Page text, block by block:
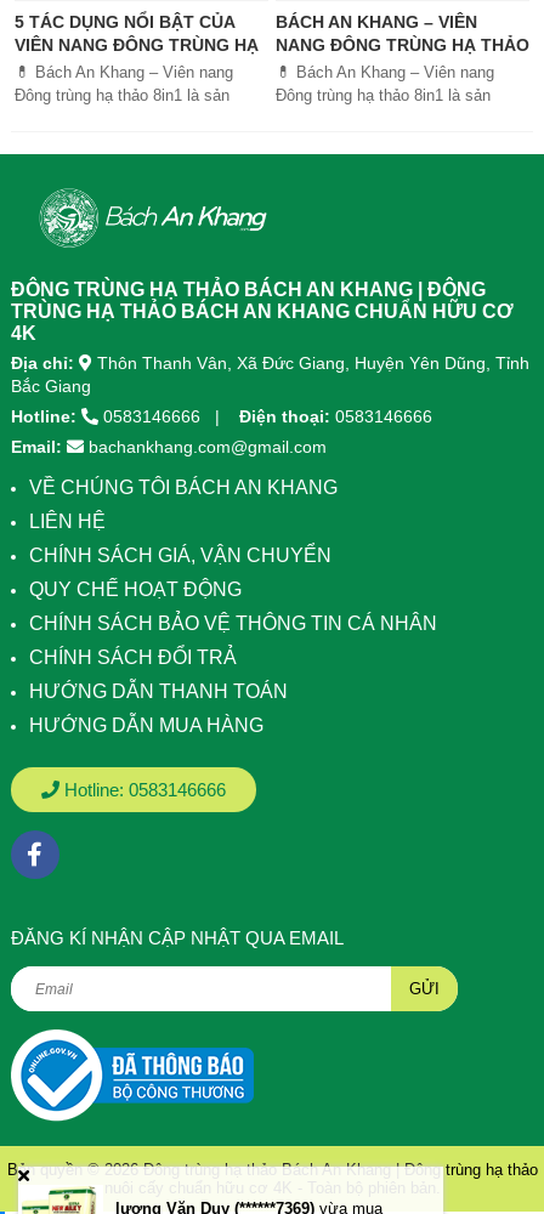
5 TÁC DỤNG NỔI BẬT CỦA
VIÊN NANG ĐÔNG TRÙNG HẠ
THẢO BÁCH AN KHANG
💊 Bách An Khang – Viên nang
Đông trùng hạ thảo 8in1 là sản
tiêu hóa, ngủ ngon, giảm mệt mỏi.
Sản phẩm được sản xuất tại nhà
máy đạt chuẩn GMP, sử dụng công
giúp hấp thu nhanh và hiệu quả
hơn.
BÁCH AN KHANG – VIÊN
NANG ĐÔNG TRÙNG HẠ THẢO
8IN1: GIẢI PHÁP SỨC KHỎE
TOÀN DIỆN
💊 Bách An Khang – Viên nang
Đông trùng hạ thảo 8in1 là sản
ĐÔNG TRÙNG HẠ THẢO BÁCH AN KHANG | ĐÔNG
TRÙNG HẠ THẢO BÁCH AN KHANG CHUẨN HỮU CƠ
4K
Địa chỉ:
Thôn Thanh Vân, Xã Đức Giang, Huyện Yên Dũng, Tỉnh
Bắc Giang
Hotline:
0583146666 Điện thoại: 0583146666
Email:
bachankhang.com@gmail.com
VỀ CHÚNG TÔI BÁCH AN KHANG
LIÊN HỆ
CHÍNH SÁCH GIÁ, VẬN CHUYỂN
QUY CHẾ HOẠT ĐỘNG
CHÍNH SÁCH BẢO VỆ THÔNG TIN CÁ NHÂN
CHÍNH SÁCH ĐỔI TRẢ
HƯỚNG DẪN THANH TOÁN
HƯỚNG DẪN MUA HÀNG
Hotline: 0583146666
ÐĂNG KÍ NHẬN CẬP NHẬT QUA EMAIL
GỬI
Bản quyền © 2026Đông trùng hạ thảo Bách An Khang | Đông trùng hạ thảo
lương Văn Duy (******7369) vừa mua